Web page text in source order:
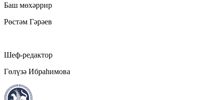
Баш мөхәррир
Рөстәм Гәрәев
Шеф-редактор
Гөлүзә Ибраһимова